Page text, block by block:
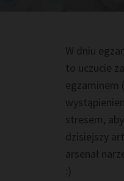
W dniu
to uczucie
egzaminem
stresem,
dzisiejszy
arsenał
:)